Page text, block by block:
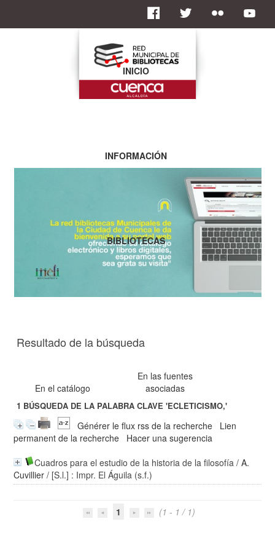
Resultado de la búsqueda
En el catálogo
En las fuentes
asociadas
1 BÚSQUEDA DE LA PALABRA CLAVE'ECLETICISMO,'
Générer le flux rss de la recherche
Lien
permanent de la recherche
Hacer una sugerencia
Cuadros para el estudio de la historia de la filosofía /A.
Cuvillier / [S.l.] : Impr. El Águila (s.f.)
1 (1 - 1 / 1)
INICIO
INFORMACIÓN
BIBLIOTECAS